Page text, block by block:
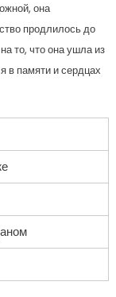
она
продлилось до
то, что она ушла из
в памяти и сердцах